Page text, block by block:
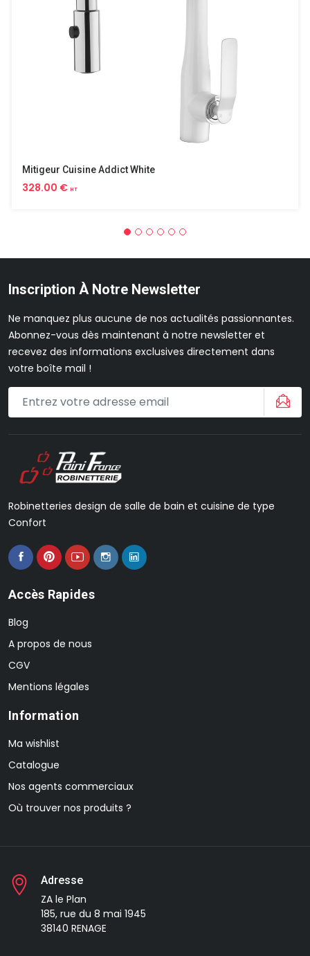
Mitigeur Cuisine Addict White
328.00 € HT
Inscription À Notre Newsletter
Ne manquez plus aucune de nos actualités passionnantes.
Abonnez-vous dès maintenant à notre newsletter et
recevez des informations exclusives directement dans
votre boîte mail !
Robinetteries design de salle de bain et cuisine de type
Confort
Accès Rapides
Blog
A propos de nous
CGV
Mentions légales
Information
Ma wishlist
Catalogue
Nos agents commerciaux
Où trouver nos produits ?
Adresse
ZA le Plan
185, rue du 8 mai 1945
38140 RENAGE